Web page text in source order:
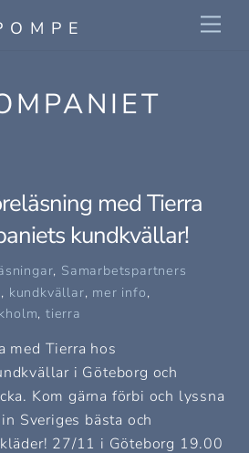
med Tierra
kundkvällar!
, Samarbetspartners
, kundkvällar, mer info,
,tierra
med Tierra hos
i Göteborg och
Kom gärna förbi och lyssna
Sveriges bästa och
27/11 i Göteborg 19.00